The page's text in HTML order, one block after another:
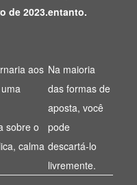
de 2023.entanto.
aos
sobre o
calma
Na maioria
das formas de
aposta, você
pode
descartá-lo
livremente.